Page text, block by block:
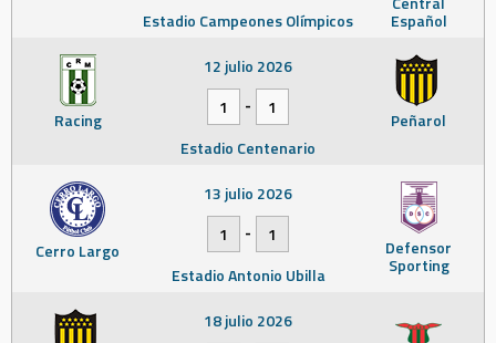
Español
Estadio Campeones Olímpicos
Racing Peñarol
12 julio 2026
1
-
1
Estadio Centenario
Cerro Largo Defensor
Sporting
13 julio 2026
1
-
1
Estadio Antonio Ubilla
18 julio 2026